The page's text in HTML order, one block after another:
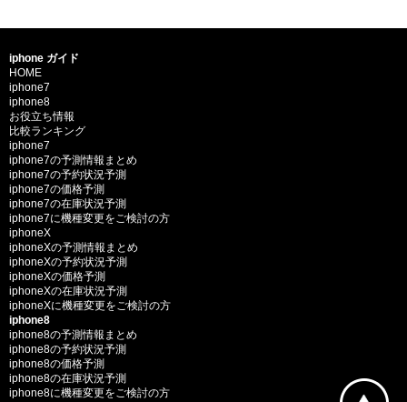
iphone ガイド
HOME
iphone7
iphone8
お役立ち情報
比較ランキング
iphone7
iphone7の予測情報まとめ
iphone7の予約状況予測
iphone7の価格予測
iphone7の在庫状況予測
iphone7に機種変更をご検討の方
iphoneX
iphoneXの予測情報まとめ
iphoneXの予約状況予測
iphoneXの価格予測
iphoneXの在庫状況予測
iphoneXに機種変更をご検討の方
iphone8
iphone8の予測情報まとめ
iphone8の予約状況予測
iphone8の価格予測
iphone8の在庫状況予測
iphone8に機種変更をご検討の方